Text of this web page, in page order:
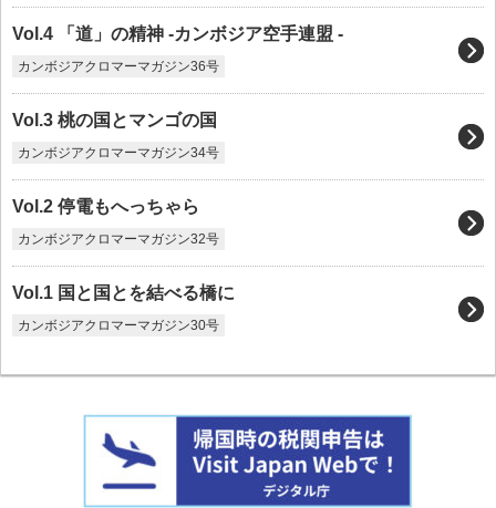
Vol.4 「道」の精神 -カンボジア空手連盟 -
カンボジアクロマーマガジン36号
Vol.3 桃の国とマンゴの国
カンボジアクロマーマガジン34号
Vol.2 停電もへっちゃら
カンボジアクロマーマガジン32号
Vol.1 国と国とを結べる橋に
カンボジアクロマーマガジン30号